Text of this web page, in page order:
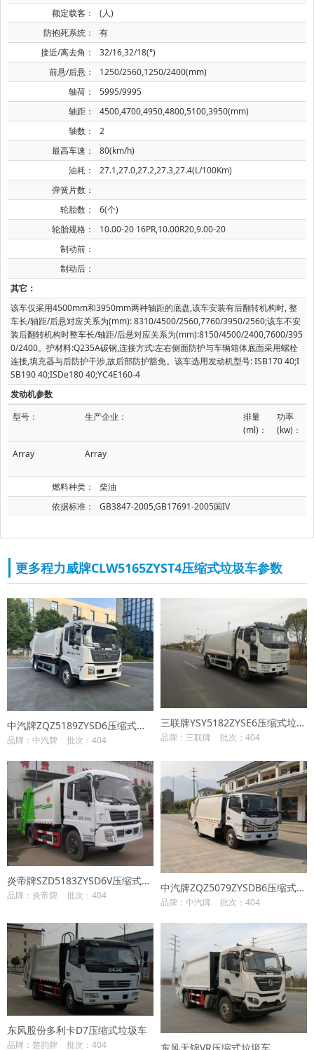
额定载客：
(人)
防抱死系统：
有
接近/离去角：
32/16,32/18(°)
前悬/后悬：
1250/2560,1250/2400(mm)
轴荷：
5995/9995
轴距：
4500,4700,4950,4800,5100,3950(mm)
轴数：
2
最高车速：
80(km/h)
油耗：
27.1,27.0,27.2,27.3,27.4(L/100Km)
弹簧片数：
轮胎数：
6(个)
轮胎规格：
10.00-20 16PR,10.00R20,9.00-20
制动前：
制动后：
其它：
该车仅采用4500mm和3950mm两种轴距的底盘,该车安装有后翻转机构时, 整
车长/轴距/后悬对应关系为(mm): 8310/4500/2560,7760/3950/2560;该车不安
装后翻转机构时整车长/轴距/后悬对应关系为(mm):8150/4500/2400,7600/395
0/2400。护材料:Q235A碳钢,连接方式:左右侧面防护与车辆箱体底面采用螺栓
连接,填充器与后防护干涉,故后部防护豁免。该车选用发动机型号: ISB170 40;I
SB190 40;ISDe180 40;YC4E160-4
发动机参数
型号：
生产企业：
排量
(ml)：
功率
(kw)：
Array
Array
燃料种类：
柴油
依据标准：
GB3847-2005,GB17691-2005国IV
更多程力威牌CLW5165ZYST4压缩式垃圾车参数
中汽牌ZQZ5189ZYSD6压缩式垃圾车
品牌：中汽牌 批次：404
三联牌YSY5182ZYSE6压缩式垃圾车
品牌：三联牌 批次：404
炎帝牌SZD5183ZYSD6V压缩式垃圾车
品牌：炎帝牌 批次：404
中汽牌ZQZ5079ZYSDB6压缩式垃圾车
品牌：中汽牌 批次：404
东风股份多利卡D7压缩式垃圾车
品牌：楚韵牌 批次：404